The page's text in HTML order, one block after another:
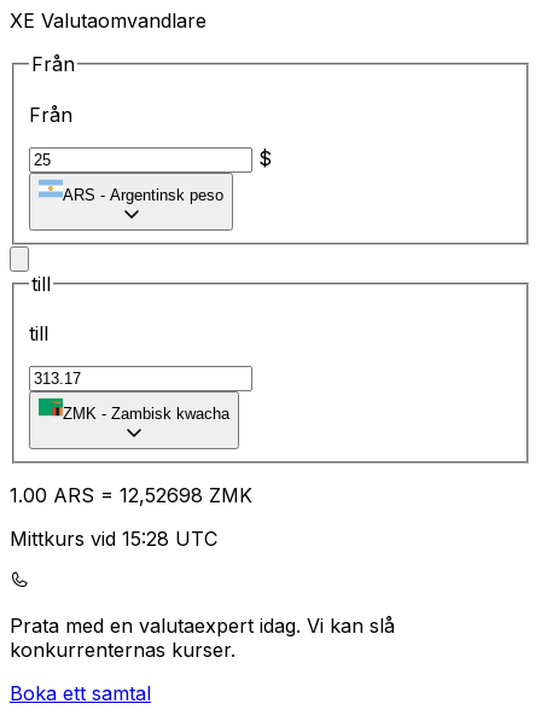
XE Valutaomvandlare
Från
Från
$
ARS - Argentinsk peso
till
till
ZMK - Zambisk kwacha
1.00 ARS = 12,52698 ZMK
Mittkurs vid 15:28 UTC
Prata med en valutaexpert idag. Vi kan slå
konkurrenternas kurser.
Boka ett samtal